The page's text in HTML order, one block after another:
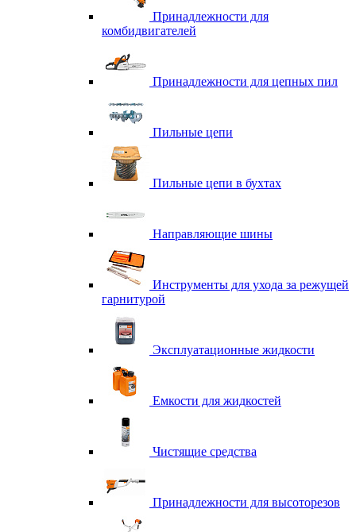
Принадлежности для
комбидвигателей
Принадлежности для цепных пил
Пильные цепи
Пильные цепи в бухтах
Направляющие шины
Инструменты для ухода за режущей
гарнитурой
Эксплуатационные жидкости
Емкости для жидкостей
Чистящие средства
Принадлежности для высоторезов